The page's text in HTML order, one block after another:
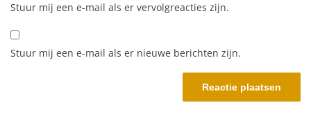
Stuur mij een e-mail als er vervolgreacties zijn.
Stuur mij een e-mail als er nieuwe berichten zijn.